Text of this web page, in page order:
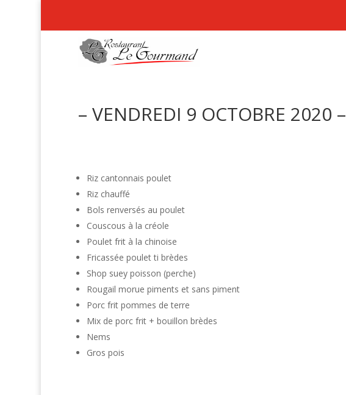
– VENDREDI 9 OCTOBRE 2020 –
Riz cantonnais poulet
Riz chauffé
Bols renversés au poulet
Couscous à la créole
Poulet frit à la chinoise
Fricassée poulet ti brèdes
Shop suey poisson (perche)
Rougail morue piments et sans piment
Porc frit pommes de terre
Mix de porc frit + bouillon brèdes
Nems
Gros pois